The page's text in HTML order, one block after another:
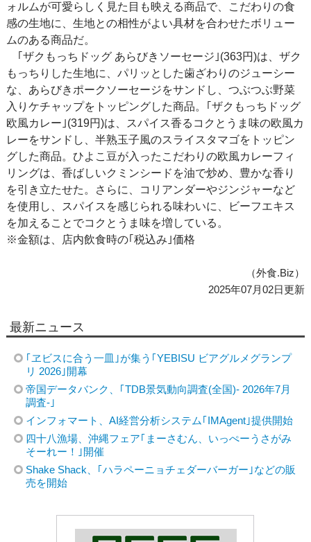
ォルムが可愛らしく見た目も映える商品で、こだわりの食
感の生地に、生地との相性がよい具材を合わせたボリュー
ムのある商品だ。
｢ザクもっちドッグ あらびきソーセージ｣(363円)は、ザク
もっちりした生地に、パリッとした歯ざわりのジューシー
な、あらびきポークソーセージをサンドし、つぶつぶ野菜
入りケチャップをトッピングした商品。｢ザクもっちドッグ
欧風カレー｣(319円)は、スパイス香るコクとうま味の欧風カ
レーをサンドし、半熟玉子風のスライスタマゴをトッピン
グした商品。ひよこ豆が入ったこだわりの欧風カレーフィ
リングは、香ばしいクミンシードを油で炒め、豊かな香り
を引き立たせた。さらに、コリアンダーやジンジャーなど
を使用し、スパイスを感じられる味わいに、ビーフエキス
を加えることでコクとうま味を増している。
※金額は、店内飲食時の｢税込み｣価格
（外食.Biz）
2025年07月02日更新
最新ニュース
｢ヱビスに合う一皿｣が集う｢YEBISU ビアグルメグランプ
リ 2026｣開幕
帝国データバンク、｢TDB景気動向調査(全国)- 2026年7月
調査-｣
インフォマート、AI経営分析システム｢IMAgent｣提供開始
四十八漁場、沖縄フェア｢まーさむん、いっぺーうさがみ
そーれー！｣開催
Shake Shack、｢ハラペーニョチェダーバーガー｣などの販
売を開始